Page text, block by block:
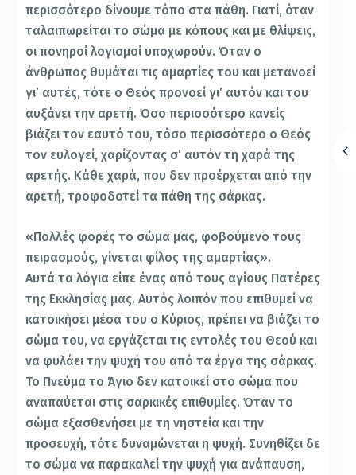
περισσότερο δίνουμε τόπο στα πάθη. Γιατί, όταν
ταλαιπωρείται το σώμα με κόπους και με θλίψεις,
οι πονηροί λογισμοί υποχωρούν. Όταν ο
άνθρωπος θυμάται τις αμαρτίες του και μετανοεί
γι’ αυτές, τότε ο Θεός προνοεί γι’ αυτόν και του
αυξάνει την αρετή. Όσο περισσότερο κανείς
βιάζει τον εαυτό του, τόσο περισσότερο ο Θεός
τον ευλογεί, χαρίζοντας σ’ αυτόν τη χαρά της
αρετής. Κάθε χαρά, που δεν προέρχεται από την
αρετή, τροφοδοτεί τα πάθη της σάρκας.
«Πολλές φορές το σώμα μας, φοβούμενο τους
πειρασμούς, γίνεται φίλος της αμαρτίας».
Αυτά τα λόγια είπε ένας από τους αγίους Πατέρες
της Εκκλησίας μας. Αυτός λοιπόν που επιθυμεί να
κατοικήσει μέσα του ο Κύριος, πρέπει να βιάζει το
σώμα του, να εργάζεται τις εντολές του Θεού και
να φυλάει την ψυχή του από τα έργα της σάρκας.
Το Πνεύμα το Άγιο δεν κατοικεί στο σώμα που
αναπαύεται στις σαρκικές επιθυμίες. Όταν το
σώμα εξασθενήσει με τη νηστεία και την
προσευχή, τότε δυναμώνεται η ψυχή. Συνηθίζει δε
το σώμα να παρακαλεί την ψυχή για ανάπαυση,